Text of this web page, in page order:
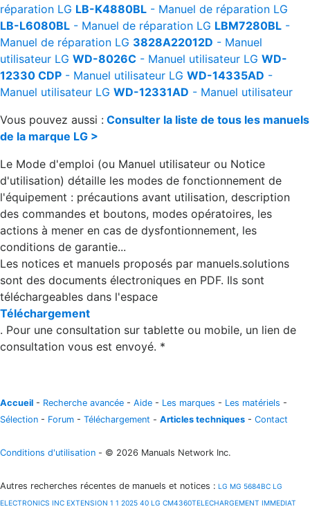
réparation LG LB-K4880BL - Manuel de réparation LG
LB-L6080BL - Manuel de réparation LG LBM7280BL -
Manuel de réparation LG 3828A22012D - Manuel
utilisateur LG WD-8026C - Manuel utilisateur LG WD-
12330 CDP - Manuel utilisateur LG WD-14335AD -
Manuel utilisateur LG WD-12331AD - Manuel utilisateur
Vous pouvez aussi : Consulter la liste de tous les manuels
de la marque LG >
Le Mode d'emploi (ou Manuel utilisateur ou Notice
d'utilisation) détaille les modes de fonctionnement de
l'équipement : précautions avant utilisation, description
des commandes et boutons, modes opératoires, les
actions à mener en cas de dysfontionnement, les
conditions de garantie...
Les notices et manuels proposés par manuels.solutions
sont des documents électroniques en PDF. Ils sont
téléchargeables dans l'espace
Téléchargement
. Pour une consultation sur tablette ou mobile, un lien de
consultation vous est envoyé. *
Accueil - Recherche avancée - Aide - Les marques - Les matériels -
Sélection - Forum - Téléchargement - Articles techniques - Contact
Conditions d'utilisation - © 2026 Manuals Network Inc.
Autres recherches récentes de manuels et notices : LG MG 5684BC LG
ELECTRONICS INC EXTENSION 1 1 2025 40 LG CM4360TELECHARGEMENT IMMEDIAT